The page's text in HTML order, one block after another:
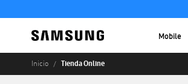
Mobile
Inicio Tienda Online